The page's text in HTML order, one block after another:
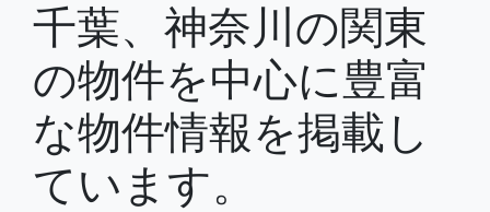
千葉、神奈川の関東
の物件を中心に豊富
な物件情報を掲載し
ています。